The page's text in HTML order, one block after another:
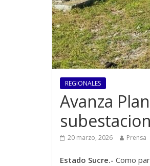
REGIONALES
Avanza
20 marzo, 2026 Prensa
Estado Sucre.- Como